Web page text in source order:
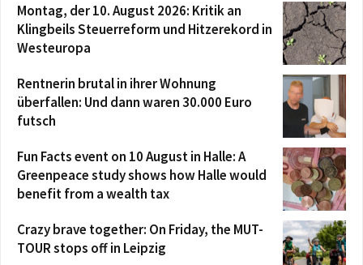
Montag, der 10. August 2026: Kritik an
Klingbeils Steuerreform und Hitzerekord in
Westeuropa
Rentnerin brutal in ihrer Wohnung
überfallen: Und dann waren 30.000 Euro
futsch
Fun Facts event on 10 August in Halle: A
Greenpeace study shows how Halle would
benefit from a wealth tax
Crazy brave together: On Friday, the MUT-
TOUR stops off in Leipzig